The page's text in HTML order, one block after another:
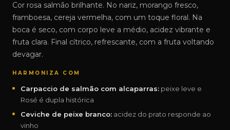
Cor rosa salmão brilhante. No nariz, morango fresco,
framboesa, cereja vermelha, com um toque floral. Na
boca é seco, com corpo leve a médio, acidez vibrante e
fruta clara. Final cítrico, refrescante, com a fruta voltando
devagar.
HARMONIZA COM
Carpaccio de salmão com alcaparras: peixe leve e
Rosé é dupla histórica
Ceviche de peixe branco: acidez do prato responde ao
vinho